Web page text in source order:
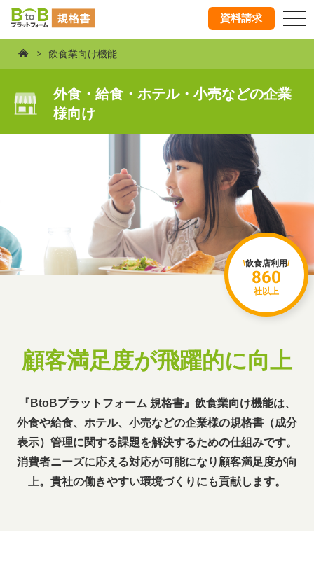
資料請求
飲食業向け機能
外食・給食・ホテル・ 小売などの企業
様向け
飲食店利用
860
社以上
顧客満足度が飛躍的に向上
『BtoBプラットフォーム 規格書』飲食業向け機能は、
外食や給食、ホテル、小売などの企業様の規格書（成分
表示）管理に関する課題を解決するための仕組みです。
消費者ニーズに応える対応が可能になり顧客満足度が向
上。貴社の働きやすい環境づくりにも貢献します。